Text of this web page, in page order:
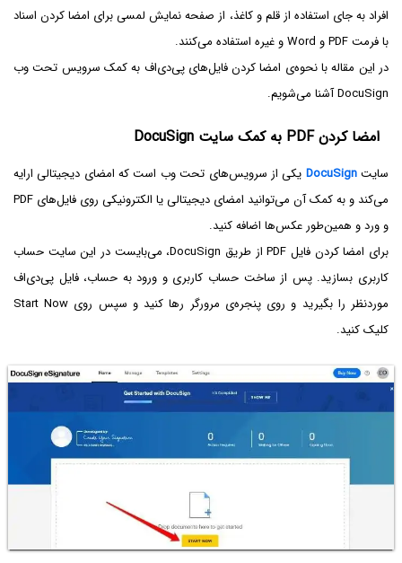
افراد به جای استفاده از قلم و کاغذ، از صفحه نمایش لمسی برای امضا کردن اسناد
با فرمت PDF و Word و غیره استفاده می‌کنند.
در این مقاله با نحوه‌ی امضا کردن فایل‌های پی‌دی‌اف به کمک سرویس تحت وب
DocuSign آشنا می‌شویم.
امضا کردن PDF به کمک سایت DocuSign
سایتDocuSign یکی از سرویس‌های تحت وب است که امضای دیجیتالی ارایه
می‌کند و به کمک آن می‌توانید امضای دیجیتالی یا الکترونیکی روی فایل‌های PDF
و ورد و همین‌طور عکس‌ها اضافه کنید.
برای امضا کردن فایل PDF از طریق DocuSign، می‌بایست در این سایت حساب
کاربری بسازید. پس از ساخت حساب کاربری و ورود به حساب، فایل پی‌دی‌اف
موردنظر را بگیرید و روی پنجره‌ی مرورگر رها کنید و سپس روی Start Now
کلیک کنید.